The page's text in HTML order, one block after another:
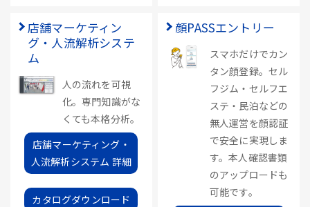
店舗マーケティン
グ・人流解析システ
ム
人の流れを可視
化。専門知識がな
くても本格分析。
店舗マーケティング・
人流解析システム 詳細
カタログダウンロード
顔PASSエントリー
スマホだけでカン
タン顔登録。セル
フジム・セルフエ
ステ・民泊などの
無人運営を顔認証
で安全に実現しま
す。本人確認書類
のアップロードも
可能です。